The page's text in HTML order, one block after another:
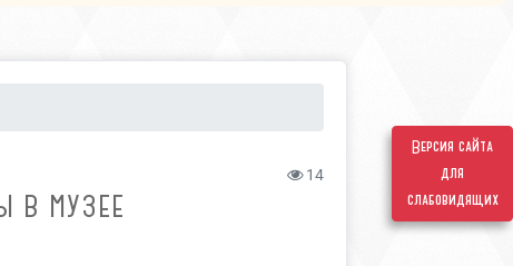
Версия сайта
для
слабовидящих
14
В МУЗЕЕ